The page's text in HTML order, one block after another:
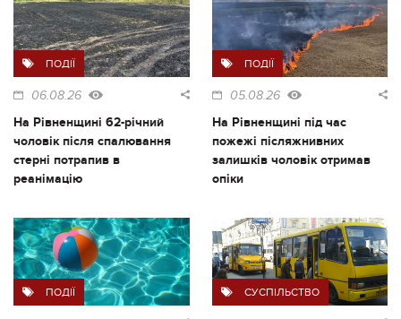
ПОДІЇ
06.08.26
На Рівненщині 62-річний
чоловік після спалювання
стерні потрапив в
реанімацію
ПОДІЇ
05.08.26
На Рівненщині під час
пожежі післяжнивних
залишків чоловік отримав
опіки
ПОДІЇ СУСПІЛЬСТВО